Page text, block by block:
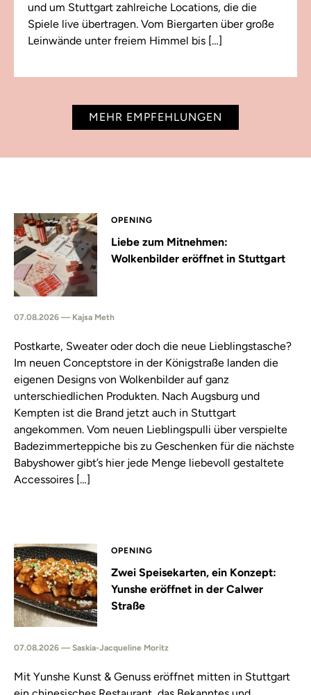
und um Stuttgart zahlreiche Locations, die die
Spiele live übertragen. Vom Biergarten über große
Leinwände unter freiem Himmel bis […]
MEHR EMPFEHLUNGEN
OPENING
Liebe zum Mitnehmen:
Wolkenbilder eröffnet in Stuttgart
07.08.2026 — Kajsa Meth
Postkarte, Sweater oder doch die neue Lieblingstasche?
Im neuen Conceptstore in der Königstraße landen die
eigenen Designs von Wolkenbilder auf ganz
unterschiedlichen Produkten. Nach Augsburg und
Kempten ist die Brand jetzt auch in Stuttgart
angekommen. Vom neuen Lieblingspulli über verspielte
Badezimmerteppiche bis zu Geschenken für die nächste
Babyshower gibt’s hier jede Menge liebevoll gestaltete
Accessoires […]
OPENING
Zwei Speisekarten, ein Konzept:
Yunshe eröffnet in der Calwer
Straße
07.08.2026 — Saskia-Jacqueline Moritz
Mit Yunshe Kunst & Genuss eröffnet mitten in Stuttgart